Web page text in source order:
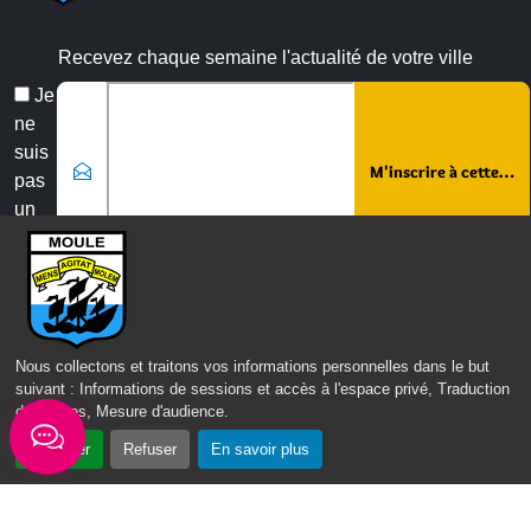
Nous collectons et traitons vos informations personnelles dans le but
suivant :
Informations de sessions et accès à l'espace privé, Traduction
des pages, Mesure d'audience.
Accepter Refuser En savoir plus
Recevez chaque semaine l'actualité de votre ville
Je
ne
suis
pas
un
robot
Email
Veuillez laisser ce champ vide :
Nous contacter